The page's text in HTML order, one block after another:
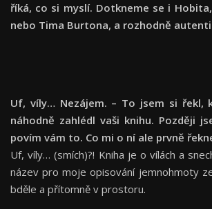
říká, co si myslí. Dotkneme se i
nebo Tima Burtona, a rozhodně
Uf, víly… Nezájem. – To jsem si řekl,
náhodně zahlédl vaši knihu. Později
povím vám to. Co mi o ní ale prvně
Uf, víly… (smích)?! Kniha je o vílách a
název pro moje opisování jemnohmoty
bděle a přítomně v prostoru.